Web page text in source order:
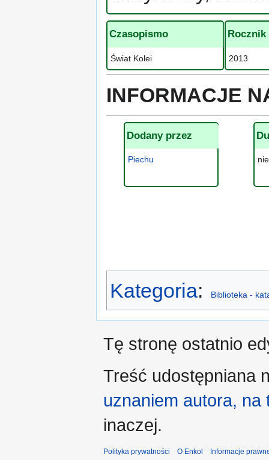
Czasopismo
Świat Kolei
Rocznik
2013
INFORMACJE
Dodany przez
Piechu nie
Kategoria: Biblioteka -
Tę stronę ostatnio
Treść udostępniana
uznaniem autora,
inaczej.
Polityka prywatności O Enkol Informacje